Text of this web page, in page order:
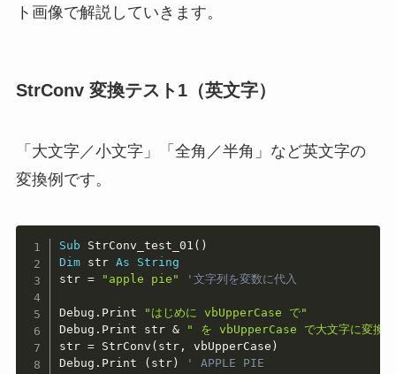
ト画像で解説していきます。
StrConv 変換テスト 1（英文字）
「大文字／小文字」「全角／半角」など英文字の
変換例です。
Sub StrConv_test_01 ( )
Dim str As
String
str = "apple pie" '文字列を変数に代入
Debug . Print
"はじめに vbUpperCase で"
Debug . Print str &
" を vbUpperCase で大文字に変換"
str = StrConv ( str , vbUpperCase )
Debug . Print ( str ) ' APPLE PIE